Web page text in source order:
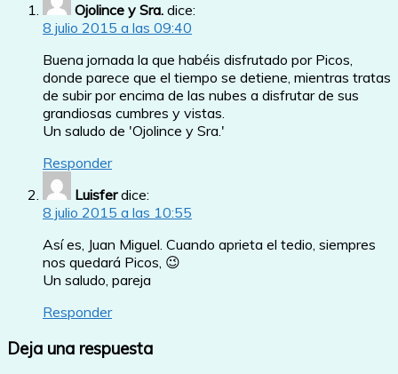
Ojolince y Sra. dice:
8 julio 2015 a las 09:40
Buena jornada la que habéis disfrutado por Picos,
donde parece que el tiempo se detiene, mientras tratas
de subir por encima de las nubes a disfrutar de sus
grandiosas cumbres y vistas.
Un saludo de 'Ojolince y Sra.'
Responder
Luisfer dice:
8 julio 2015 a las 10:55
Así es, Juan Miguel. Cuando aprieta el tedio, siempres
nos quedará Picos, 😉
Un saludo, pareja
Responder
Deja una respuesta